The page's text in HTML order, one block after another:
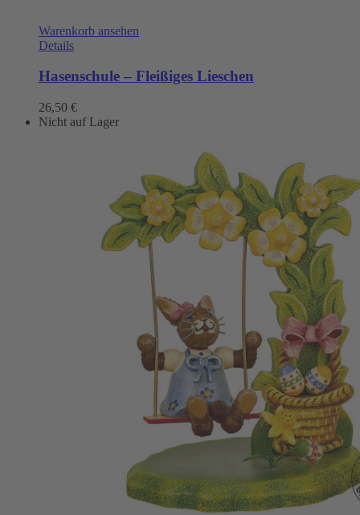
Warenkorb ansehen
Details
Hasenschule – Fleißiges Lieschen
26,50 €
Nicht auf Lager